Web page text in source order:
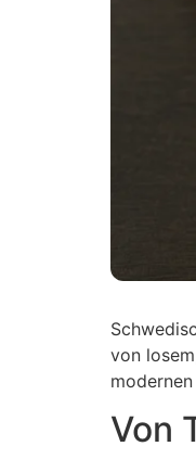
von
Von